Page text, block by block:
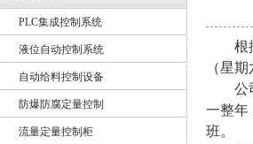
上海龙魁工业技术有限责任公司
PLC集成控制系统
液位自动控制系统
自动给料控制设备
防爆防腐定量控制
流量定量控制柜
根据
（星
公司
一整年
班。